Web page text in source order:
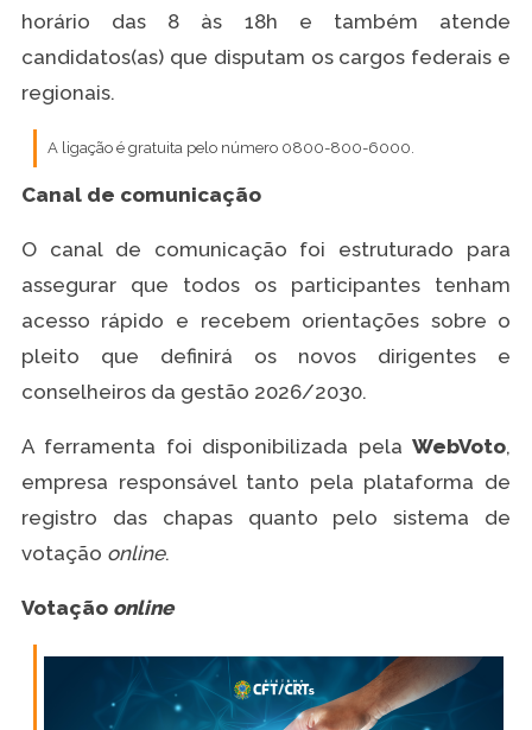
horário das 8 às 18h e também atende
candidatos(as) que disputam os cargos federais e
regionais.
A ligação é gratuita pelo número 0800-800-6000.
Canal de comunicação
O canal de comunicação foi estruturado para
assegurar que todos os participantes tenham
acesso rápido e recebem orientações sobre o
pleito que definirá os novos dirigentes e
conselheiros da gestão 2026/2030.
A ferramenta foi disponibilizada pelaWebVoto,
empresa responsável tanto pela plataforma de
registro das chapas quanto pelo sistema de
votação online.
Votação online